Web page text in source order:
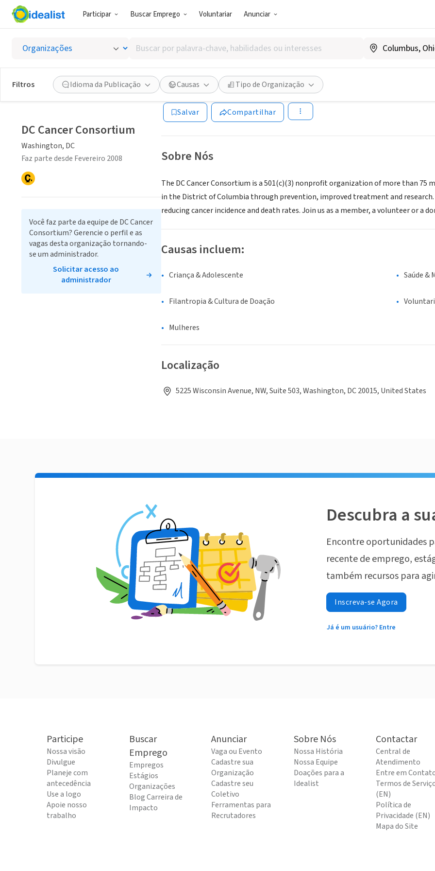
Participar Buscar Emprego Voluntariar Anunciar
Buscar
por
palavra-
chave,
habilidades
ou
interesses
Filtros Idioma da Publicação Causas Tipo de Organização
DC Cancer Consortium
Washington, DC www.dccanceranswers.org
Salvar Compartilhar
Sobre Nós
The DC Cancer Consortium is a 501(c)(3) nonprofit organization of more than
in the District of Columbia through prevention, improved treatment and
reducing cancer incidence and death rates. Join us as a member, a volunteer or a
Causas incluem:
Criança & Adolescente Saúde &
Filantropia & Cultura de Doação
Mulheres
Localização
5225 Wisconsin Avenue, NW, Suite 503, Washington, DC 20015, United States
DC Cancer Consortium
Washington, DC
Faz parte desde Fevereiro 2008
Você faz parte da equipe de DC Cancer
Consortium? Gerencie o perfil e as
vagas desta organização tornando-
se um administrador.
Solicitar acesso ao
administrador
Descubra a
Encontre oportunidades
recente de emprego,
também recursos para
Inscreva-se Agora
Já é um usuário? Entre
Participe
Nossa visão
Divulgue
Planeje com
antecedência
Use a logo
Apoie nosso
trabalho
Buscar
Emprego
Empregos
Estágios
Organizações
Blog Carreira de
Impacto
Anunciar
Vaga ou Evento
Cadastre sua
Organização
Cadastre seu
Coletivo
Ferramentas para
Recrutadores
Sobre Nós
Nossa História
Nossa Equipe
Doações para a
Idealist
Contactar
Central de
Atendimento
Entre em
Termos de
(EN)
Política de
Privacidade (EN)
Mapa do Site